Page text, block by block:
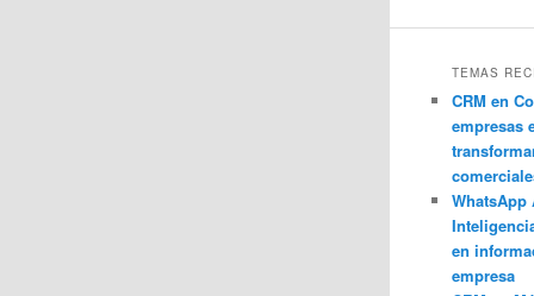
TEMAS
CRM en
empresas
WhatsApp
en
empresa